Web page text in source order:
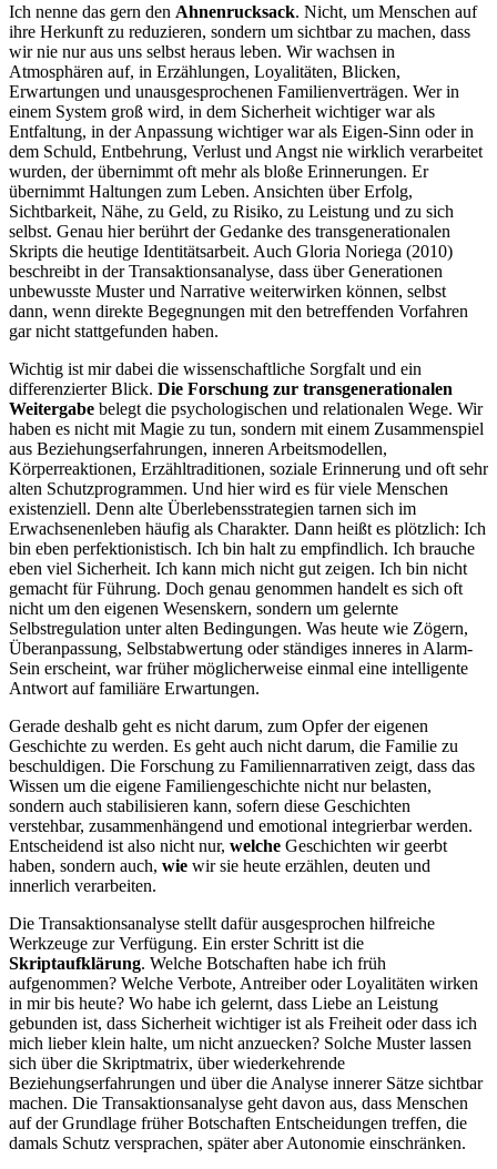
Ich nenne das gern den Ahnenrucksack. Nicht, um Menschen auf
ihre Herkunft zu reduzieren, sondern um sichtbar zu machen, dass
wir nie nur aus uns selbst heraus leben. Wir wachsen in
Atmosphären auf, in Erzählungen, Loyalitäten, Blicken,
Erwartungen und unausgesprochenen Familienverträgen. Wer in
einem System groß wird, in dem Sicherheit wichtiger war als
Entfaltung, in der Anpassung wichtiger war als Eigen-Sinn oder in
dem Schuld, Entbehrung, Verlust und Angst nie wirklich verarbeitet
wurden, der übernimmt oft mehr als bloße Erinnerungen. Er
übernimmt Haltungen zum Leben. Ansichten über Erfolg,
Sichtbarkeit, Nähe, zu Geld, zu Risiko, zu Leistung und zu sich
selbst. Genau hier berührt der Gedanke des transgenerationalen
Skripts die heutige Identitätsarbeit. Auch Gloria Noriega (2010)
beschreibt in der Transaktionsanalyse, dass über Generationen
unbewusste Muster und Narrative weiterwirken können, selbst
dann, wenn direkte Begegnungen mit den betreffenden Vorfahren
gar nicht stattgefunden haben.
Wichtig ist mir dabei die wissenschaftliche Sorgfalt und ein
differenzierter Blick. Die Forschung zur transgenerationalen
Weitergabe belegt die psychologischen und relationalen Wege. Wir
haben es nicht mit Magie zu tun, sondern mit einem Zusammenspiel
aus Beziehungserfahrungen, inneren Arbeitsmodellen,
Körperreaktionen, Erzähltraditionen, soziale Erinnerung und oft sehr
alten Schutzprogrammen. Und hier wird es für viele Menschen
existenziell. Denn alte Überlebensstrategien tarnen sich im
Erwachsenenleben häufig als Charakter. Dann heißt es plötzlich: Ich
bin eben perfektionistisch. Ich bin halt zu empfindlich. Ich brauche
eben viel Sicherheit. Ich kann mich nicht gut zeigen. Ich bin nicht
gemacht für Führung. Doch genau genommen handelt es sich oft
nicht um den eigenen Wesenskern, sondern um gelernte
Selbstregulation unter alten Bedingungen. Was heute wie Zögern,
Überanpassung, Selbstabwertung oder ständiges inneres in Alarm-
Sein erscheint, war früher möglicherweise einmal eine intelligente
Antwort auf familiäre Erwartungen.
Gerade deshalb geht es nicht darum, zum Opfer der eigenen
Geschichte zu werden. Es geht auch nicht darum, die Familie zu
beschuldigen. Die Forschung zu Familiennarrativen zeigt, dass das
Wissen um die eigene Familiengeschichte nicht nur belasten,
sondern auch stabilisieren kann, sofern diese Geschichten
verstehbar, zusammenhängend und emotional integrierbar werden.
Entscheidend ist also nicht nur, welche Geschichten wir geerbt
haben, sondern auch, wie wir sie heute erzählen, deuten und
innerlich verarbeiten.
Die Transaktionsanalyse stellt dafür ausgesprochen hilfreiche
Werkzeuge zur Verfügung. Ein erster Schritt ist die
Skriptaufklärung. Welche Botschaften habe ich früh
aufgenommen? Welche Verbote, Antreiber oder Loyalitäten wirken
in mir bis heute? Wo habe ich gelernt, dass Liebe an Leistung
gebunden ist, dass Sicherheit wichtiger ist als Freiheit oder dass ich
mich lieber klein halte, um nicht anzuecken? Solche Muster lassen
sich über die Skriptmatrix, über wiederkehrende
Beziehungserfahrungen und über die Analyse innerer Sätze sichtbar
machen. Die Transaktionsanalyse geht davon aus, dass Menschen
auf der Grundlage früher Botschaften Entscheidungen treffen, die
damals Schutz versprachen, später aber Autonomie einschränken.